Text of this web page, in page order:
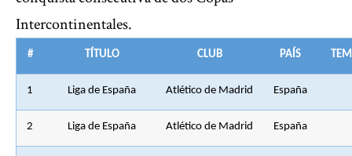
Intercontinentales.
# TÍTULO CLUB PAÍS
1 Liga de España Atlético de Madrid España
2 Liga de España Atlético de Madrid España